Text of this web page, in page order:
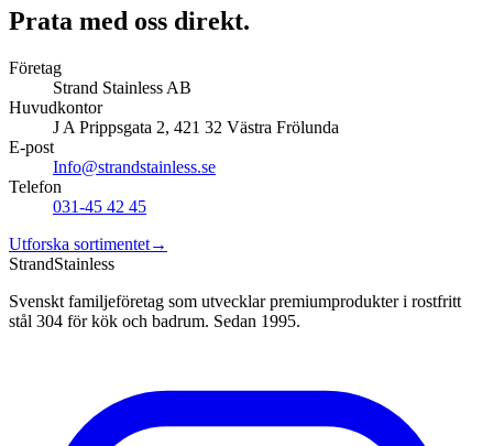
Prata med oss direkt.
Företag
Strand Stainless AB
Huvudkontor
J A Prippsgata 2, 421 32 Västra Frölunda
E-post
Info@strandstainless.se
Telefon
031-45 42 45
Utforska sortimentet→
StrandStainless
Svenskt familjeföretag som utvecklar premiumprodukter i rostfritt
stål 304 för kök och badrum. Sedan 1995.